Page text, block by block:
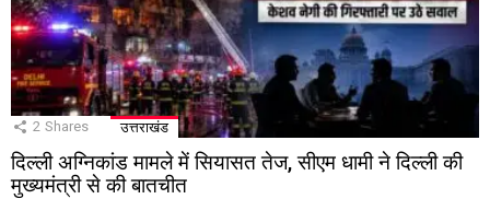
2 Shares उत्तराखंड
दिल्ली अग्निकांड मामले में सियासत तेज, सीएम धामी ने दिल्ली की
मुख्यमंत्री से की बातचीत